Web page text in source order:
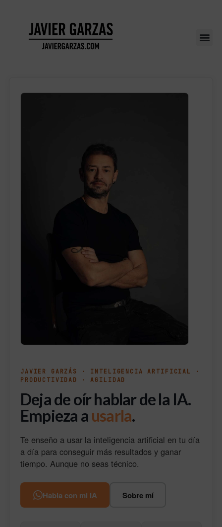
JAVIER GARZÁS · INTELIGENCIA ARTIFICIAL ·
PRODUCTIVIDAD · AGILIDAD
Deja de oír hablar de la IA.
Empieza a usarla.
Te enseño a usar la inteligencia artificial en tu día
a día para conseguir más resultados y ganar
tiempo. Aunque no seas técnico.
Habla con mi IA Sobre mí